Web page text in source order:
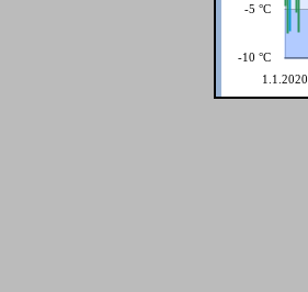
1.1.2020
-10 °C
-5 °C